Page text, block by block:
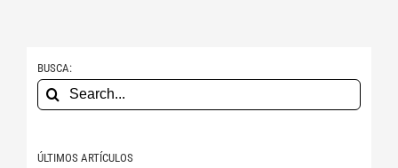
BUSCA:
Search
for:
ÚLTIMOS ARTÍCULOS